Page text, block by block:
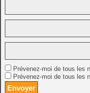
Prévenez-moi de tous les
Prévenez-moi de tous les